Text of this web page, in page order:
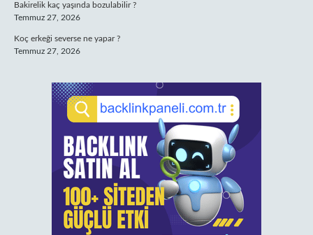
Bakirelik kaç yaşında bozulabilir ?
Temmuz 27, 2026
Koç erkeği severse ne yapar ?
Temmuz 27, 2026